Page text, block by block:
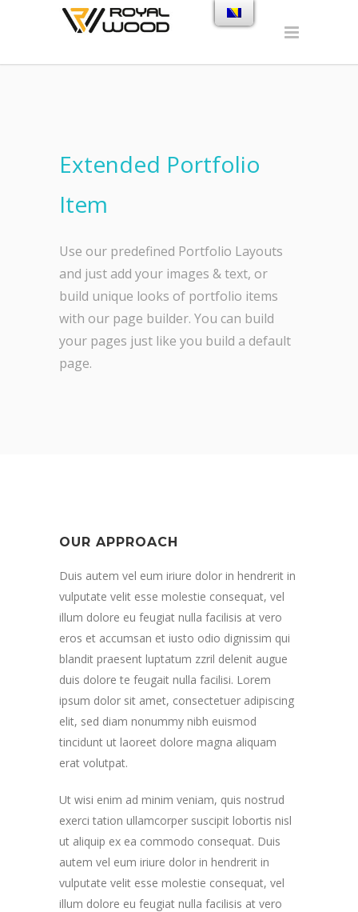
Extended Portfolio
Item
Use our predefined Portfolio Layouts
and just add your images & text, or
build unique looks of portfolio items
with our page builder. You can build
your pages just like you build a default
page.
OUR APPROACH
Duis autem vel eum iriure dolor in hendrerit in
vulputate velit esse molestie consequat, vel
illum dolore eu feugiat nulla facilisis at vero
eros et accumsan et iusto odio dignissim qui
blandit praesent luptatum zzril delenit augue
duis dolore te feugait nulla facilisi. Lorem
ipsum dolor sit amet, consectetuer adipiscing
elit, sed diam nonummy nibh euismod
tincidunt ut laoreet dolore magna aliquam
erat volutpat.
Ut wisi enim ad minim veniam, quis nostrud
exerci tation ullamcorper suscipit lobortis nisl
ut aliquip ex ea commodo consequat. Duis
autem vel eum iriure dolor in hendrerit in
vulputate velit esse molestie consequat, vel
illum dolore eu feugiat nulla facilisis at vero